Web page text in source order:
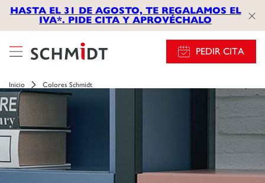
HASTA EL 31 DE AGOSTO, TE REGALAMOS EL
IVA*. PIDE CITA Y APROVÉCHALO
PEDIR CITA
Inicio Colores Schmidt